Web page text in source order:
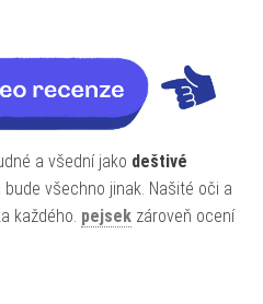
a všední jako deštivé
všechno jinak. Našité oči a
každého. pejsek zároveň ocení